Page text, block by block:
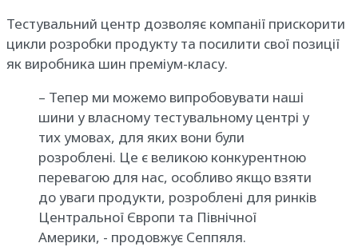
Тестувальний центр дозволяє компанії прискорити
цикли розробки продукту та посилити свої позиції
як виробника шин преміум-класу.
– Тепер ми можемо випробовувати наші
шини у власному тестувальному центрі у
тих умовах, для яких вони були
розроблені. Це є великою конкурентною
перевагою для нас, особливо якщо взяти
до уваги продукти, розроблені для ринків
Центральної Європи та Північної
Америки, - продовжує Сеппяля.